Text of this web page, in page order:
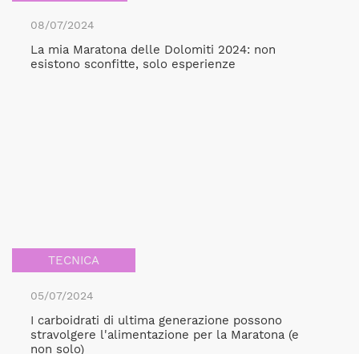
08/07/2024
La mia Maratona delle Dolomiti 2024: non
esistono sconfitte, solo esperienze
TECNICA
05/07/2024
I carboidrati di ultima generazione possono
stravolgere l'alimentazione per la Maratona (e
non solo)